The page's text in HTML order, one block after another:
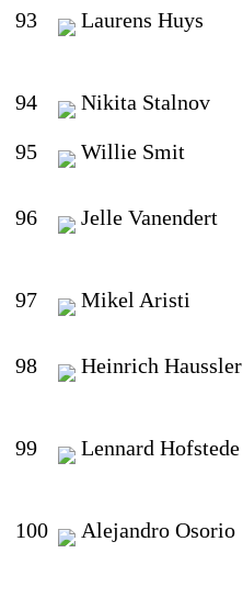
93 Laurens Huys
94 Nikita Stalnov
95 Willie Smit
96 Jelle Vanendert
97 Mikel Aristi
98 Heinrich Haussler
99 Lennard Hofstede
100 Alejandro Osorio